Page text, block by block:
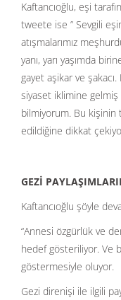
Kaftancıoğlu, eşi
tweete ise ” Sevgili
atışmalarımız
yanı, yarı yaşımda
gayet aşikar ve
siyaset iklimine
bilmiyorum. Bu kişinin
edildiğine dikkat
GEZİ
Kaftancıoğlu şöyle
“Annesi özgürlük ve
hedef gösteriliyor. Ve
göstermesiyle oluyor.
Gezi direnişi ile ilgili